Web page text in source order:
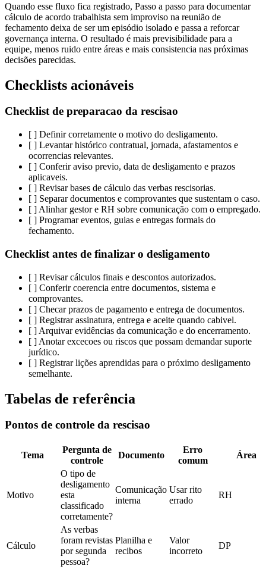
Quando esse fluxo fica registrado, Passo a passo para documentar
cálculo de acordo trabalhista sem improviso na reunião de
fechamento deixa de ser um episódio isolado e passa a reforcar
governança interna. O resultado é mais previsibilidade para a
equipe, menos ruido entre áreas e mais consistencia nas próximas
decisões parecidas.
Checklists acionáveis
Checklist de preparacao da rescisao
[ ] Definir corretamente o motivo do desligamento.
[ ] Levantar histórico contratual, jornada, afastamentos e
ocorrencias relevantes.
[ ] Conferir aviso previo, data de desligamento e prazos
aplicaveis.
[ ] Revisar bases de cálculo das verbas rescisorias.
[ ] Separar documentos e comprovantes que sustentam o caso.
[ ] Alinhar gestor e RH sobre comunicação com o empregado.
[ ] Programar eventos, guias e entregas formais do
fechamento.
Checklist antes de finalizar o desligamento
[ ] Revisar cálculos finais e descontos autorizados.
[ ] Conferir coerencia entre documentos, sistema e
comprovantes.
[ ] Checar prazos de pagamento e entrega de documentos.
[ ] Registrar assinatura, entrega e aceite quando cabivel.
[ ] Arquivar evidências da comunicação e do encerramento.
[ ] Anotar excecoes ou riscos que possam demandar suporte
jurídico.
[ ] Registrar lições aprendidas para o próximo desligamento
semelhante.
Tabelas de referência
Pontos de controle da rescisao
Tema
Pergunta de
controle
Documento
Erro
comum
Área
Motivo
O tipo de
desligamento
esta
classificado
corretamente?
Comunicação
interna
Usar rito
errado
RH
Cálculo
As verbas
foram revistas
por segunda
pessoa?
Planilha e
recibos
Valor
incorreto
DP